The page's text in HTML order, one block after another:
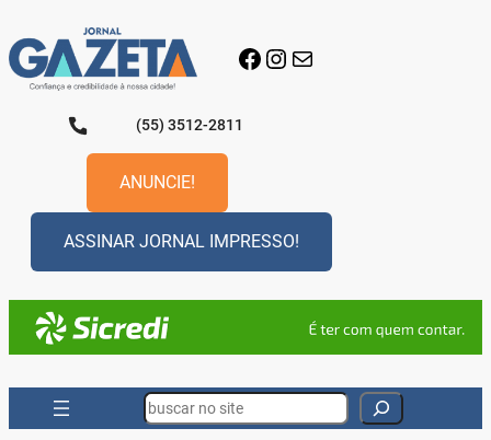
para
o
conteúdo
Facebook
Instagram
E-mail
(55) 3512-2811
ANUNCIE!
ASSINAR JORNAL IMPRESSO!
Search